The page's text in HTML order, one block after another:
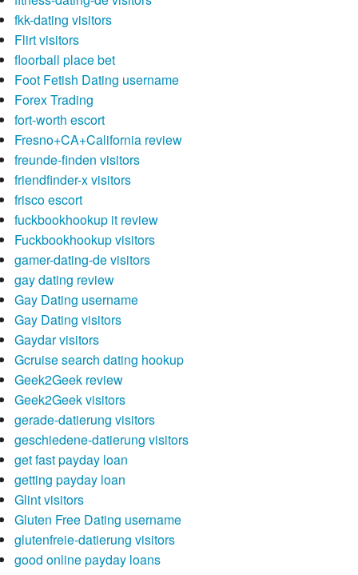
fkk-dating visitors
Flirt visitors
floorball place bet
Foot Fetish Dating username
Forex Trading
fort-worth escort
Fresno+CA+California review
freunde-finden visitors
friendfinder-x visitors
frisco escort
fuckbookhookup it review
Fuckbookhookup visitors
gamer-dating-de visitors
gay dating review
Gay Dating username
Gay Dating visitors
Gaydar visitors
Gcruise search dating hookup
Geek2Geek review
Geek2Geek visitors
gerade-datierung visitors
geschiedene-datierung visitors
get fast payday loan
getting payday loan
Glint visitors
Gluten Free Dating username
glutenfreie-datierung visitors
good online payday loans